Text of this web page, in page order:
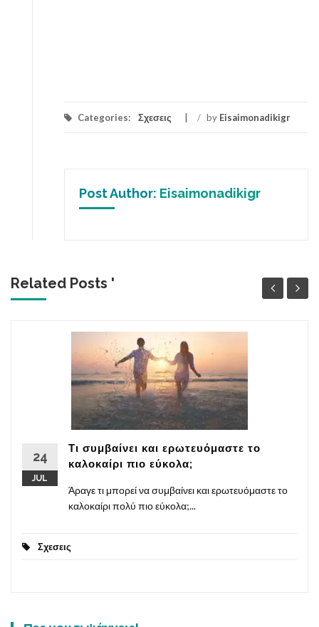
Categories: Σχεσεις / by Eisaimonadikigr
Post Author: Eisaimonadikigr
Related Posts '
24
JUL
Τι συμβαίνει και ερωτευόμαστε το
καλοκαίρι πιο εύκολα;
Άραγε τι μπορεί να συμβαίνει και ερωτευόμαστε το
καλοκαίρι πολύ πιο εύκολα;...
Σχεσεις